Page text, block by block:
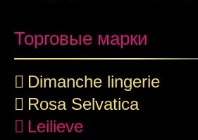
Торговые марки
Dimanche lingerie
Rosa Selvatica
Leilieve